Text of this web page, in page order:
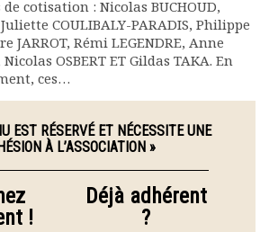
cotisation : Nicolas BUCHOUD,
COULIBALY-PARADIS, Philippe
JARROT, Rémi LEGENDRE, Anne
OSBERT ET Gildas TAKA. En
ces…
EST RÉSERVÉ ET NÉCESSITE UNE
À L’ASSOCIATION »
!
Déjà adhérent
?